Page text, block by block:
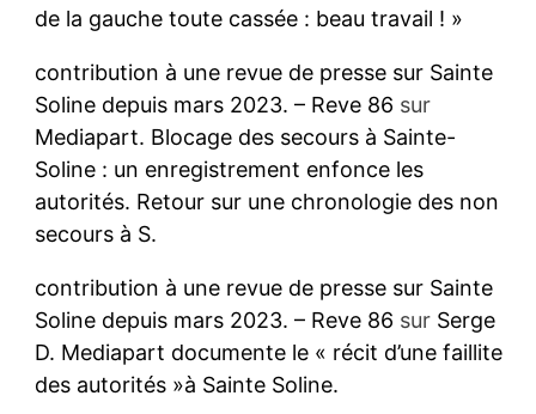
de la gauche toute cassée : beau travail ! »
contribution à une revue de presse sur Sainte
Soline depuis mars 2023. – Reve 86 sur
Mediapart. Blocage des secours à Sainte-
Soline : un enregistrement enfonce les
autorités. Retour sur une chronologie des non
secours à S.
contribution à une revue de presse sur Sainte
Soline depuis mars 2023. – Reve 86 sur Serge
D. Mediapart documente le « récit d’une faillite
des autorités »à Sainte Soline.